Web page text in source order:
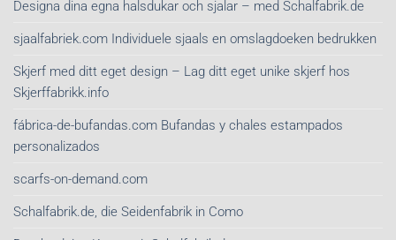
Designa dina egna halsdukar och sjalar – med Schalfabrik.de
sjaalfabriek.com Individuele sjaals en omslagdoeken bedrukken
Skjerf med ditt eget design – Lag ditt eget unike skjerf hos
Skjerffabrikk.info
fábrica-de-bufandas.com Bufandas y chales estampados
personalizados
scarfs-on-demand.com
Schalfabrik.de, die Seidenfabrik in Como